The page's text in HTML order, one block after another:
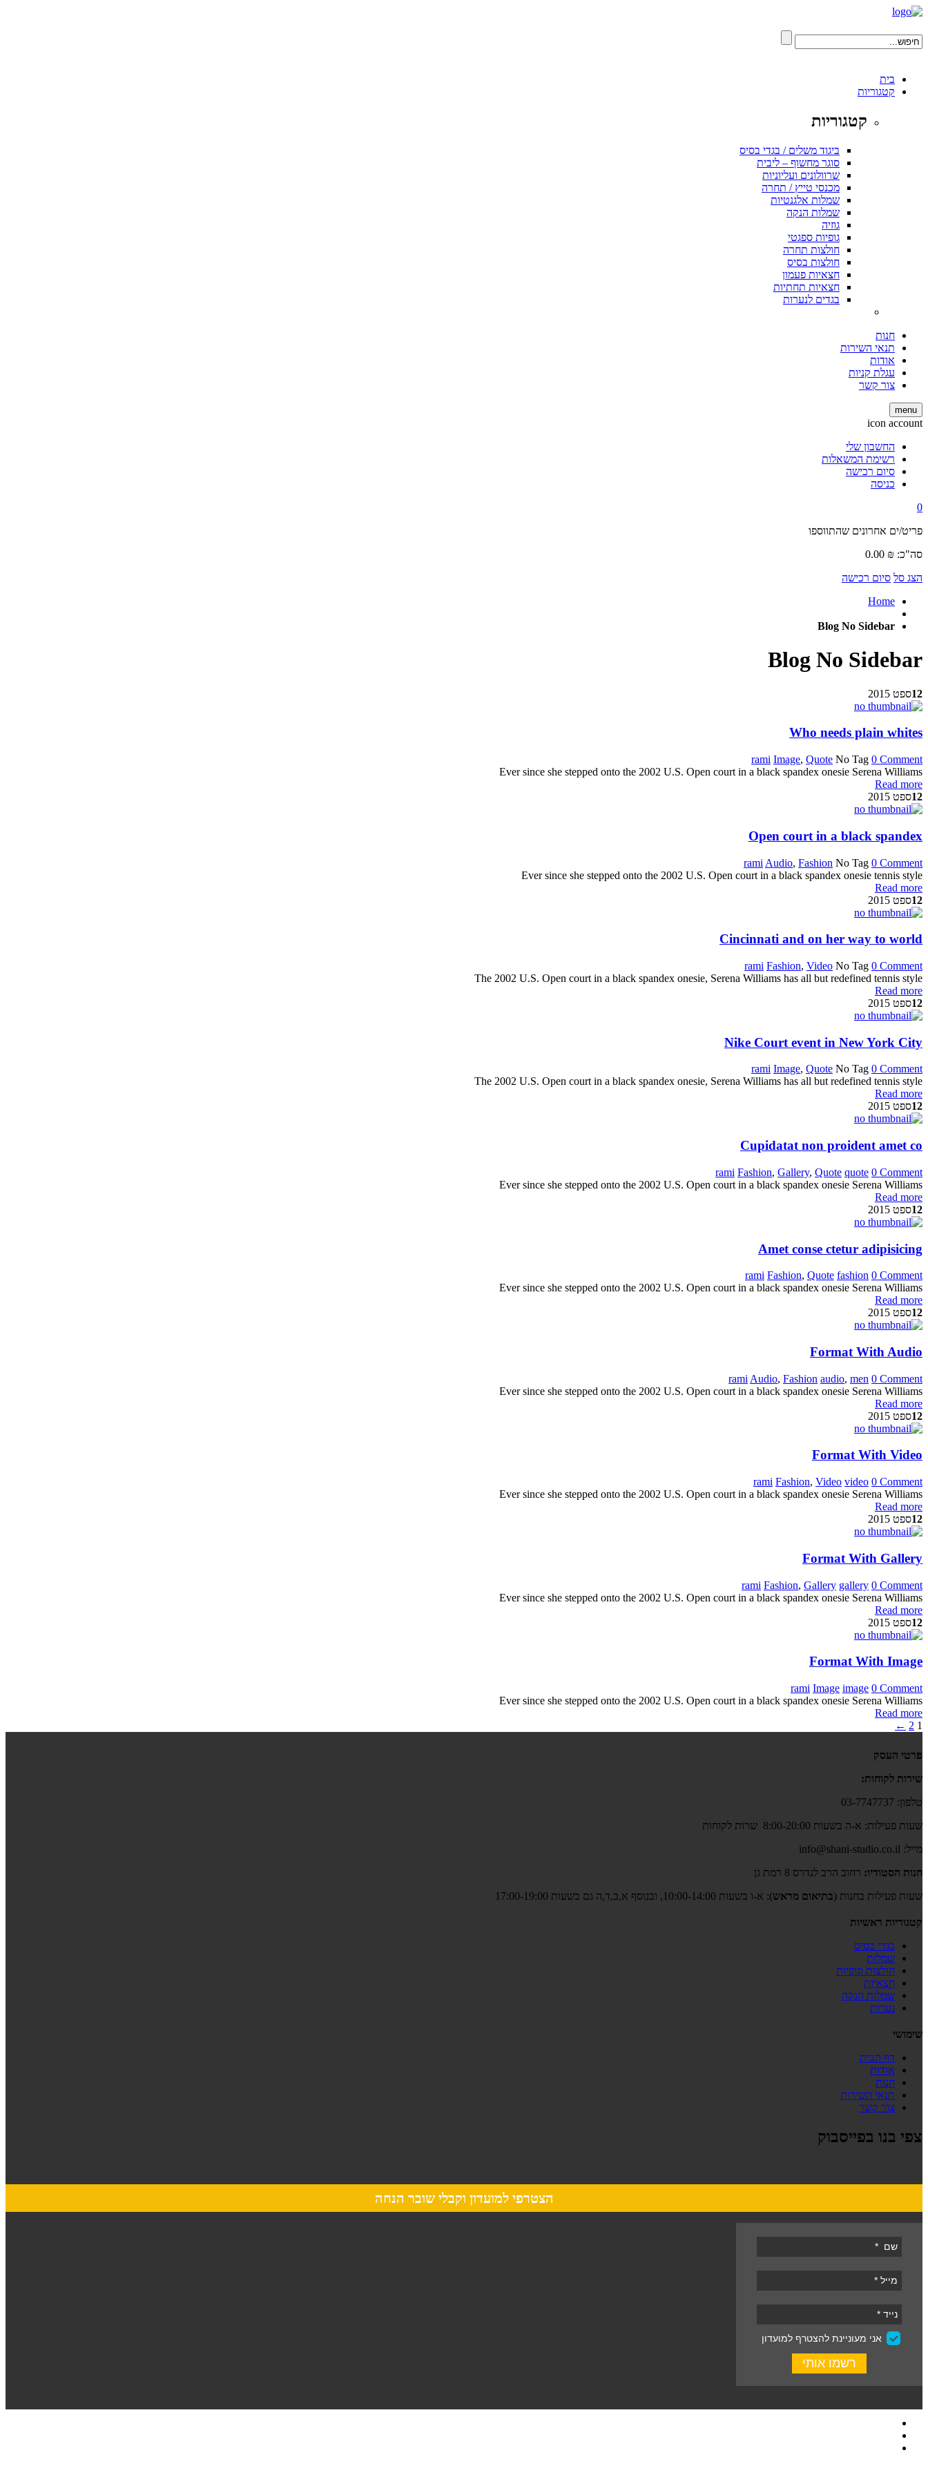
בית
קטגוריות
קטגוריות
ביגוד משלים / בגדי בסיס
סוגר מחשוף – ליבית
שרוולונים ועליוניות
מכנסי טייץ / תחרה
שמלות אלגנטיות
שמלות הנקה
גוזיה
גופיות ספגטי
חולצות תחרה
חולצות בסיס
חצאיות פעמון
חצאיות תחתיות
בגדים לנערות
חנות
תנאי השירות
אודות
עגלת קניות
צור קשר
menu
icon account
החשבון שלי
רשימת המשאלות
סיום רכישה
כניסה
0
פריט/ים אחרונים שהתווספו
סה"כ:
0.00 ₪
הצג סל סיום רכישה
Home
Blog No Sidebar
Blog No Sidebar
12ספט 2015
Who needs plain whites
rami Image, Quote No Tag 0 Comment
Ever since she stepped onto the 2002 U.S. Open court in a black spandex onesie Serena Williams
Read more
12ספט 2015
Open court in a black spandex
rami Audio, Fashion No Tag 0 Comment
Ever since she stepped onto the 2002 U.S. Open court in a black spandex onesie tennis style
Read more
12ספט 2015
Cincinnati and on her way to world
rami Fashion, Video No Tag 0 Comment
The 2002 U.S. Open court in a black spandex onesie, Serena Williams has all but redefined tennis style
Read more
12ספט 2015
Nike Court event in New York City
rami Image, Quote No Tag 0 Comment
The 2002 U.S. Open court in a black spandex onesie, Serena Williams has all but redefined tennis style
Read more
12ספט 2015
Cupidatat non proident amet co
rami Fashion, Gallery, Quote quote 0 Comment
Ever since she stepped onto the 2002 U.S. Open court in a black spandex onesie Serena Williams
Read more
12ספט 2015
Amet conse ctetur adipisicing
rami Fashion, Quote fashion 0 Comment
Ever since she stepped onto the 2002 U.S. Open court in a black spandex onesie Serena Williams
Read more
12ספט 2015
Format With Audio
rami Audio, Fashion audio, men 0 Comment
Ever since she stepped onto the 2002 U.S. Open court in a black spandex onesie Serena Williams
Read more
12ספט 2015
Format With Video
rami Fashion, Video video 0 Comment
Ever since she stepped onto the 2002 U.S. Open court in a black spandex onesie Serena Williams
Read more
12ספט 2015
Format With Gallery
rami Fashion, Gallery gallery 0 Comment
Ever since she stepped onto the 2002 U.S. Open court in a black spandex onesie Serena Williams
Read more
12ספט 2015
Format With Image
rami Image image 0 Comment
Ever since she stepped onto the 2002 U.S. Open court in a black spandex onesie Serena Williams
Read more
1
2
←
פרטי העסק
שירות לקוחות:
טלפון: 03-7747737
שעות פעילות: א-ה בשעות 8:00-20:00 שרות לקוחות
מייל: info@shani-studio.co.il
חנות הסטודיו: רחוב הרב לנדרס 8 רמת גן
שעות פעילות בחנות (בתיאום מראש): א-ו בשעות 10:00-14:00, ובנוסף א,ב,ד,ה גם בשעות 17:00-19:00
קטגוריות ראשיות
בגדי בסיס
שמלות
חולצות וגופיות
חצאיות
שמלות הנקה
נערות
שימושי
דף הבית
אודות
חנות
תנאי השירות
צור קשר
צפי בנו בפייסבוק
הצטרפי למועדון וקבלי שובר הנחה